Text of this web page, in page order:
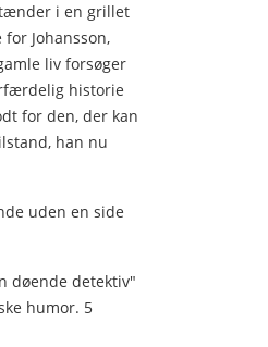
i en grillet
Johansson,
liv forsøger
historie
for den, der kan
han nu
uden en side
døende detektiv"
humor. 5